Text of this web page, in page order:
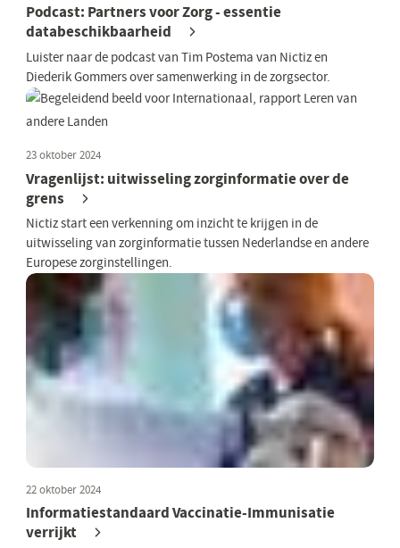
Podcast: Partners voor Zorg - essentie
databeschikbaarheid
Luister naar de podcast van Tim Postema van Nictiz en
Diederik Gommers over samenwerking in de zorgsector.
23 oktober 2024
Vragenlijst: uitwisseling zorginformatie over de
grens
Nictiz start een verkenning om inzicht te krijgen in de
uitwisseling van zorginformatie tussen Nederlandse en andere
Europese zorginstellingen.
22 oktober 2024
Informatiestandaard Vaccinatie-Immunisatie
verrijkt